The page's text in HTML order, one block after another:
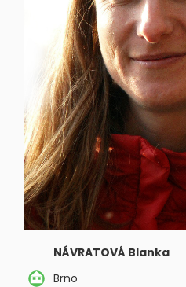
NÁVRATOVÁ Blanka
Brno